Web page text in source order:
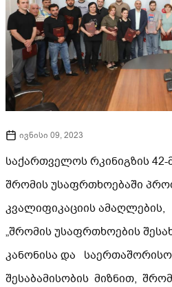
ივნისი 09, 2023
საქართველოს რკინიგზის
შრომის უსაფრთხოებაში
კვალიფიკაციის
„შრომის უსაფრთხოების
კანონისა და
შესაბამისობის მიზნით,